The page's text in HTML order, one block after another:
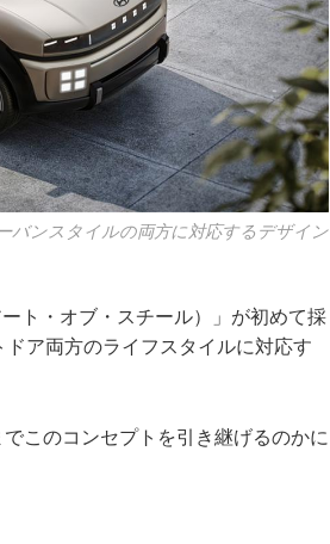
バンスタイルの両方に対応するデザイン
ト・オブ・スチール）」が初めて採
ア両方のライフスタイルに対応す
このコンセプトを引き継げるのかに